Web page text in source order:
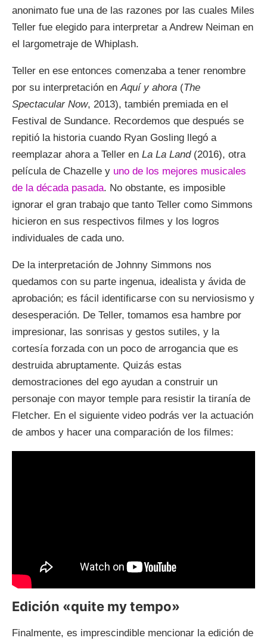
anonimato fue una de las razones por las cuales Miles
Teller fue elegido para interpretar a Andrew Neiman en
el largometraje de Whiplash.
Teller en ese entonces comenzaba a tener renombre
por su interpretación enAquí y ahora (The
Spectacular Now, 2013), también premiada en el
Festival de Sundance. Recordemos que después se
repitió la historia cuando Ryan Gosling llegó a
reemplazar ahora a Teller en La La Land(2016), otra
película de Chazelle y uno de los mejores musicales
de la década pasada. No obstante, es imposible
ignorar el gran trabajo que tanto Teller como Simmons
hicieron en sus respectivos filmes y los logros
individuales de cada uno.
De la interpretación de Johnny Simmons nos
quedamos con su parte ingenua, idealista y ávida de
aprobación; es fácil identificarse con su nerviosismo y
desesperación. De Teller, tomamos esa hambre por
impresionar, las sonrisas y gestos sutiles, y la
cortesía forzada con un poco de arrogancia que es
destruida abruptamente. Quizás estas
demostraciones del ego ayudan a construir un
personaje con mayor temple para resistir la tiranía de
Fletcher. En el siguiente video podrás ver la actuación
de ambos y hacer una comparación de los filmes:
Edición «quite my tempo»
Finalmente, es imprescindible mencionar la edición de